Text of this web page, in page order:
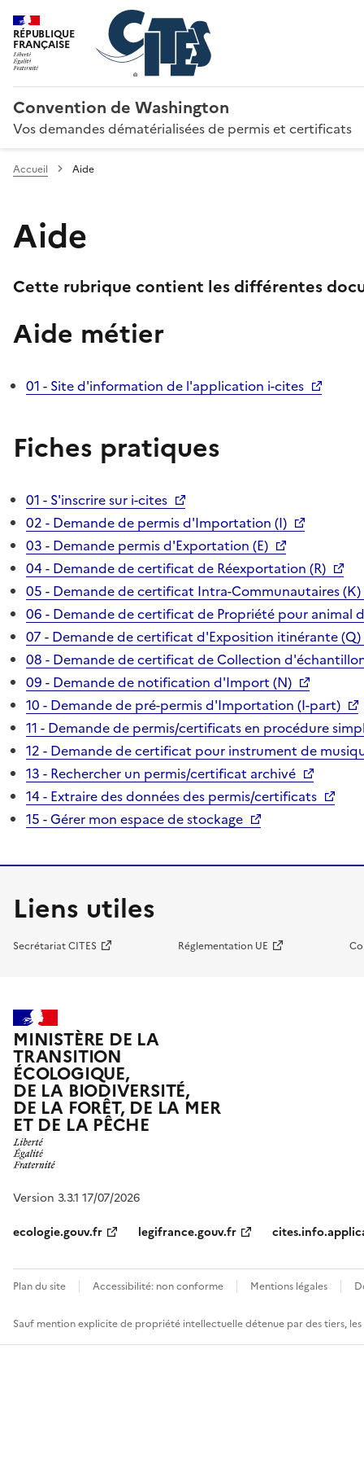
RÉPUBLIQUE
FRANÇAISE
Convention de Washington
Vos demandes dématérialisées de permis et certificats
Accueil Aide
Aide
Cette rubrique contient les différentes
Aide métier
01 - Site d'information de l'application i-cites
Fiches pratiques
01 - S'inscrire sur i-cites
02 - Demande de permis d'Importation (I)
03 - Demande permis d'Exportation (E)
04 - Demande de certificat de Réexportation (R)
05 - Demande de certificat Intra-Communautaires (K)
06 - Demande de certificat de Propriété pour animal
07 - Demande de certificat d'Exposition itinérante (Q)
08 - Demande de certificat de Collection
09 - Demande de notification d'Import (N)
10 - Demande de pré-permis d'Importation (I-part)
11 - Demande de permis/certificats en procédure
12 - Demande de certificat pour instrument de
13 - Rechercher un permis/certificat archivé
14 - Extraire des données des permis/certificats
15 - Gérer mon espace de stockage
Liens utiles
Secrétariat CITES Réglementation UE
MINISTÈRE DE LA
TRANSITION
ÉCOLOGIQUE,
DE LA BIODIVERSITÉ,
DE LA FORÊT, DE LA MER
ET DE LA PÊCHE
Version 3.3.1 17/07/2026
ecologie.gouv.fr
legifrance.gouv.fr
Plan du site Accessibilité: non conforme Mentions légales
Sauf mention explicite de propriété intellectuelle détenue par des tiers,